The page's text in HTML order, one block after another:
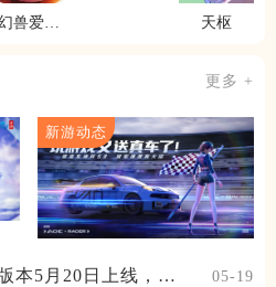
兽爱合
天枢
更多 +
新游动态
本5月20日上线，女
05-19